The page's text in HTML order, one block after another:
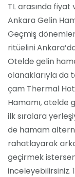
TL arasında fiyat
Ankara Gelin
Geçmiş
ritüelini
Otelde gelin
olanaklarıyla da
çam Thermal
Hamamı, otelde
ilk sıralara
de hamam
rahatlayarak
geçirmek
inceleyebilirsiniz.